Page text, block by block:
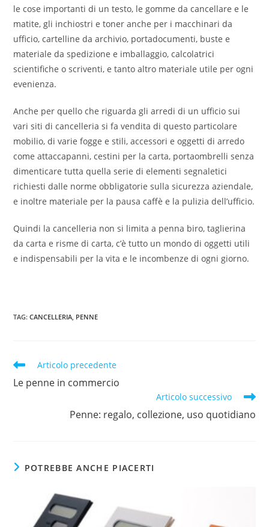
le cose importanti di un testo, le gomme da cancellare e le
matite, gli inchiostri e toner anche per i macchinari da
ufficio, cartelline da archivio, portadocumenti, buste e
materiale da spedizione e imballaggio, calcolatrici
scientifiche o scriventi, e tanto altro materiale utile per ogni
evenienza.
Anche per quello che riguarda gli arredi di un ufficio sui
vari siti di cancelleria si fa vendita di questo particolare
mobilio, di varie fogge e stili, accessori e oggetti di arredo
come attaccapanni, cestini per la carta, portaombrelli senza
dimenticare tutta quella serie di elementi segnaletici
richiesti dalle norme obbligatorie sulla sicurezza aziendale,
e inoltre materiale per la pausa caffè e la pulizia dell’ufficio.
Quindi la cancelleria non si limita a penna biro, taglierina
da carta e risme di carta, c’è tutto un mondo di oggetti utili
e indispensabili per la vita e le incombenze di ogni giorno.
TAG:CANCELLERIA PENNE
Articolo precedente
Le penne in commercio
Articolo successivo
Penne: regalo, collezione, uso quotidiano
POTREBBE ANCHE PIACERTI